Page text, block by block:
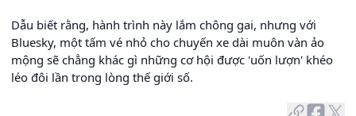
Dẫu biết rằng, hành trình này lắm chông gai, nhưng với
Bluesky, một tấm vé nhỏ cho chuyến xe dài muôn vàn ảo
mộng sẽ chẳng khác gì những cơ hội được 'uốn lượn' khéo
léo đôi lần trong lòng thế giới số.